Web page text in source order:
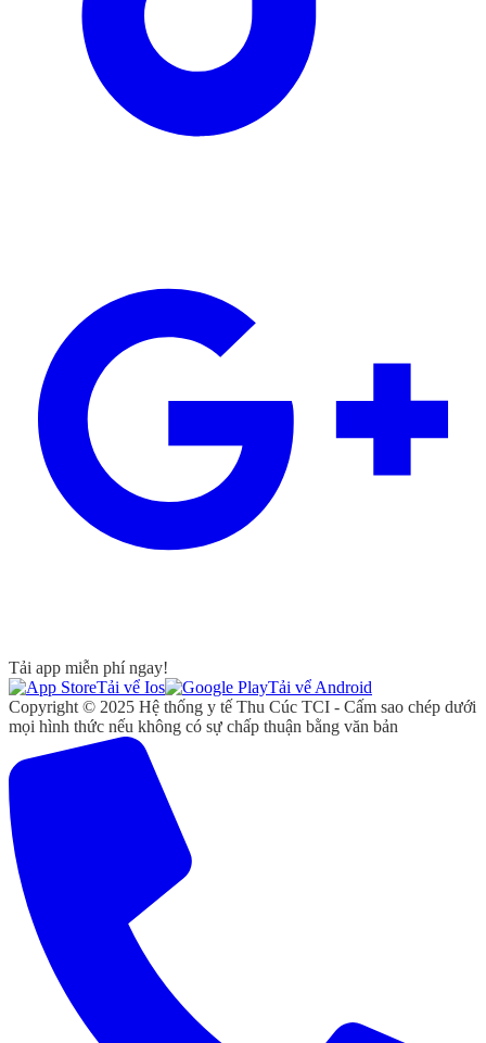
Tải app miễn phí ngay!
Tải vể Ios
Tải vể Android
Copyright © 2025 Hệ thống y tế Thu Cúc TCI - Cấm sao chép dưới
mọi hình thức nếu không có sự chấp thuận bằng văn bản